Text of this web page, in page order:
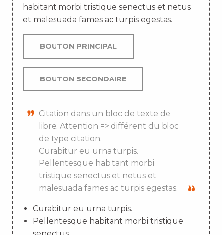
habitant morbi tristique senectus et netus
et malesuada fames ac turpis egestas.
BOUTON PRINCIPAL
BOUTON SECONDAIRE
Citation dans un bloc de texte de
libre. Attention => différent du bloc
de type citation.
Curabitur eu urna turpis.
Pellentesque habitant morbi
tristique senectus et netus et
malesuada fames ac turpis egestas.
Curabitur eu urna turpis.
Pellentesque habitant morbi tristique